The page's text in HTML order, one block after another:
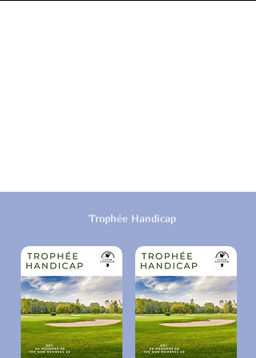
Trophée Handicap